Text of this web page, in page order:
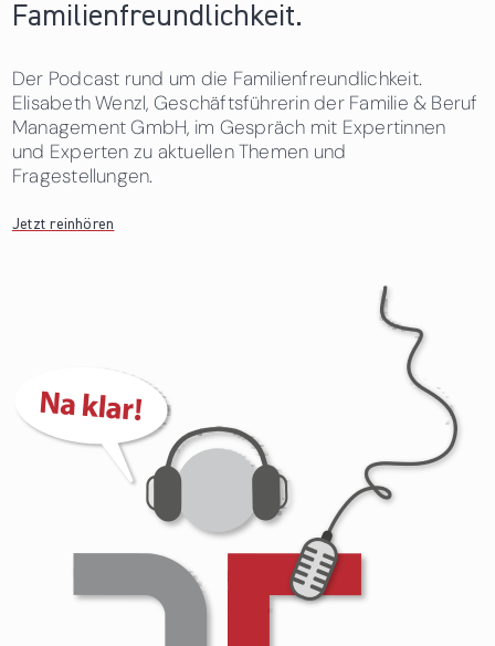
Familienfreundlichkeit.
Der Podcast rund um die Familienfreundlichkeit.
Elisabeth Wenzl, Geschäftsführerin der Familie & Beruf
Management GmbH, im Gespräch mit Expertinnen
und Experten zu aktuellen Themen und
Fragestellungen.
Jetzt reinhören